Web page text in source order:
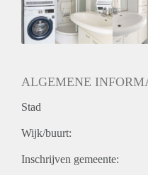
ALGEMENE
Stad
Wijk/buurt:
Inschrijven gemeente: